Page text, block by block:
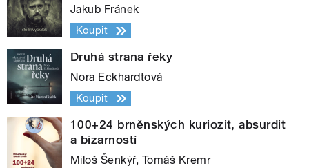
Jakub Fránek
Koupit
Druhá strana řeky
Nora Eckhardtová
Koupit
100+24 brněnských kuriozit, absurdit
a bizarností
Miloš Šenkýř, Tomáš Kremr